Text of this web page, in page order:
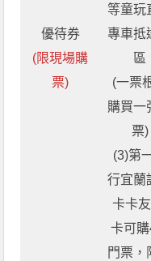
優待券
(限現場購
票)
等童玩
專車抵
區
(一票
購買一
票)
(3)第
行宜蘭
卡卡
卡可
門票，